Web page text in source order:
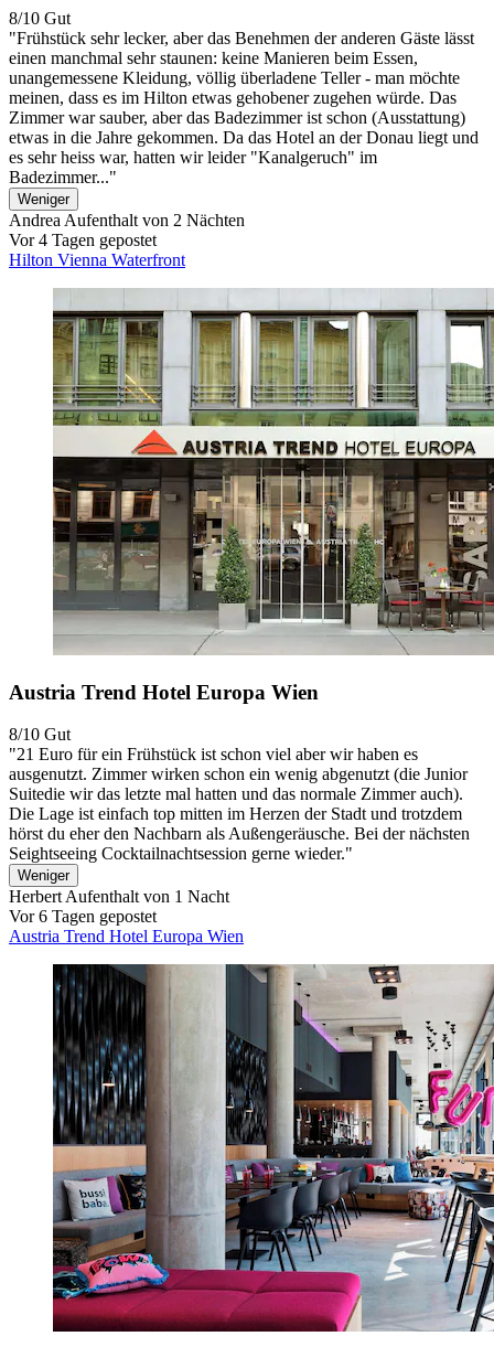
8/10 Gut
"Frühstück sehr lecker, aber das Benehmen der anderen Gäste lässt
einen manchmal sehr staunen: keine Manieren beim Essen,
unangemessene Kleidung, völlig überladene Teller - man möchte
meinen, dass es im Hilton etwas gehobener zugehen würde. Das
Zimmer war sauber, aber das Badezimmer ist schon (Ausstattung)
etwas in die Jahre gekommen. Da das Hotel an der Donau liegt und
es sehr heiss war, hatten wir leider "Kanalgeruch" im
Badezimmer..."
Weniger
Andrea Aufenthalt von 2 Nächten
Vor 4 Tagen gepostet
Hilton Vienna Waterfront
Austria Trend Hotel Europa Wien
8/10 Gut
"21 Euro für ein Frühstück ist schon viel aber wir haben es
ausgenutzt. Zimmer wirken schon ein wenig abgenutzt (die Junior
Suitedie wir das letzte mal hatten und das normale Zimmer auch).
Die Lage ist einfach top mitten im Herzen der Stadt und trotzdem
hörst du eher den Nachbarn als Außengeräusche. Bei der nächsten
Seightseeing Cocktailnachtsession gerne wieder."
Weniger
Herbert Aufenthalt von 1 Nacht
Vor 6 Tagen gepostet
Austria Trend Hotel Europa Wien